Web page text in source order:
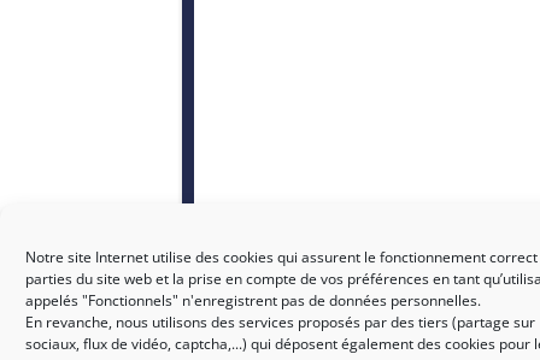
Notre site Internet utilise des cookies qui assurent le fonctionnement
parties du site web et la prise en compte de vos préférences en tant
appelés "Fonctionnels" n'enregistrent pas de données personnelles.
En revanche, nous utilisons des services proposés par des tiers (partage sur
sociaux, flux de vidéo, captcha,...) qui déposent également des cookies pour